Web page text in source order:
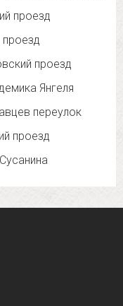
проезд
проезд
Янгеля
переулок
проезд